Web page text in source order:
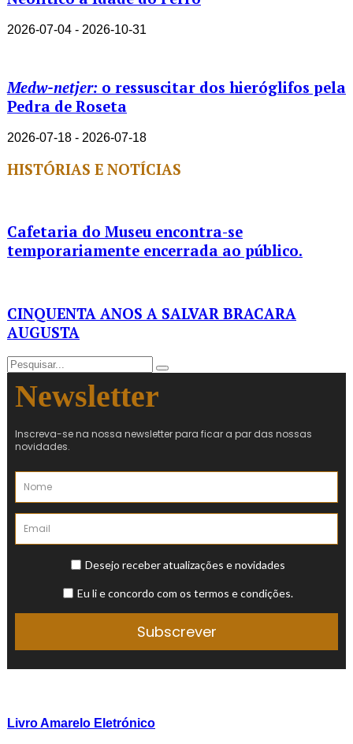
2026-07-04 - 2026-10-31
Medw-netjer: o ressuscitar dos hieróglifos pela
Pedra de Roseta
2026-07-18 - 2026-07-18
HISTÓRIAS E NOTÍCIAS
Cafetaria do Museu encontra-se
temporariamente encerrada ao público.
CINQUENTA ANOS A SALVAR BRACARA
AUGUSTA
Livro Amarelo Eletrónico